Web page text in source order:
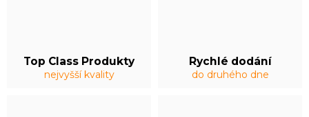
Top Class Produkty
nejvyšší kvality
Rychlé dodání
do druhého dne